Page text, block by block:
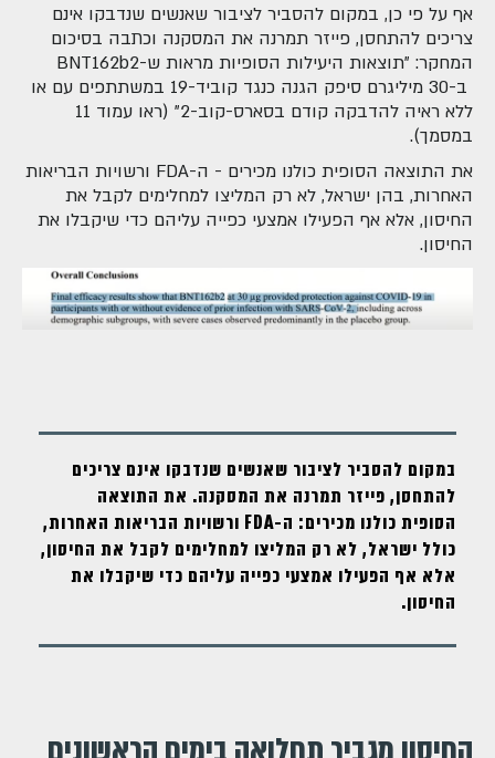
אף על פי כן, במקום להסביר לציבור שאנשים שנדבקו אינם
צריכים להתחסן, פייזר תמרנה את המסקנה וכתבה בסיכום
המחקר: "תוצאות היעילות הסופיות מראות ש-BNT162b2
ב-30 מיליגרם סיפק הגנה כנגד קוביד-19 במשתתפים עם או
ללא ראיה להדבקה קודם בסארס-קוב-2" (ראו עמוד 11
במסמך).
את התוצאה הסופית כולנו מכירים - ה-FDA ורשויות הבריאות
האחרות, בהן ישראל, לא רק המליצו למחלימים לקבל את
החיסון, אלא אף הפעילו אמצעי כפייה עליהם כדי שיקבלו את
החיסון.
במקום להסביר לציבור שאנשים שנדבקו אינם צריכים
להתחסן, פייזר תמרנה את המסקנה. את התוצאה
הסופית כולנו מכירים: ה-FDA ורשויות הבריאות האחרות,
כולל ישראל, לא רק המליצו למחלימים לקבל את החיסון,
אלא אף הפעילו אמצעי כפייה עליהם כדי שיקבלו את
החיסון.